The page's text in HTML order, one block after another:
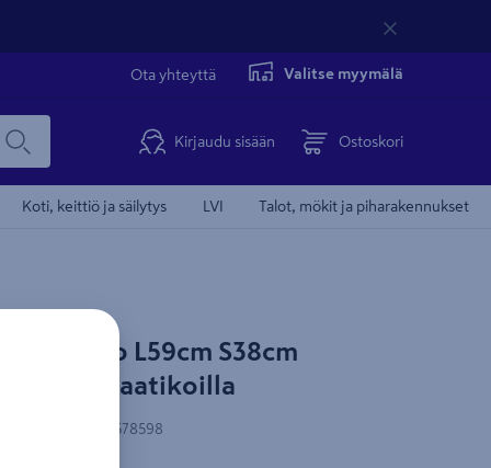
Ota yhteyttä Valitse myymälä
Kirjaudu sisään Ostoskori
Koti, keittiö ja säilytys LVI Talot, mökit ja piharakennukset
Wave Pro L59cm S38cm
vetolaatikoilla
6438313578598